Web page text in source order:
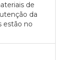
de
da
estão no